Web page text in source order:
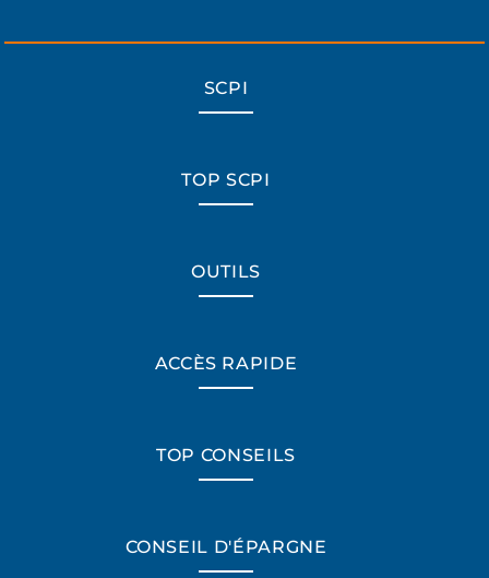
SCPI
TOP SCPI
OUTILS
ACCÈS RAPIDE
TOP CONSEILS
CONSEIL D'ÉPARGNE